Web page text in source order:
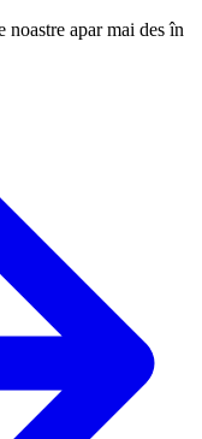
noastre apar mai des în